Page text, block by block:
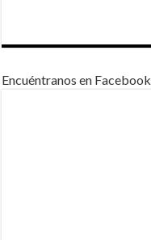
Encuéntranos en Facebook